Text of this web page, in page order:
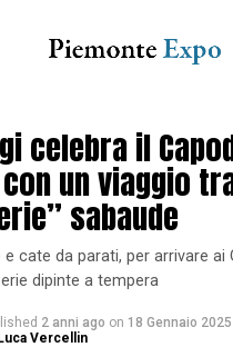
celebra il
un viaggio
sabaude
e cate da parati, per arrivare ai
dipinte a tempera
2 anni ago on 18 Gennaio 2025
Luca Vercellin